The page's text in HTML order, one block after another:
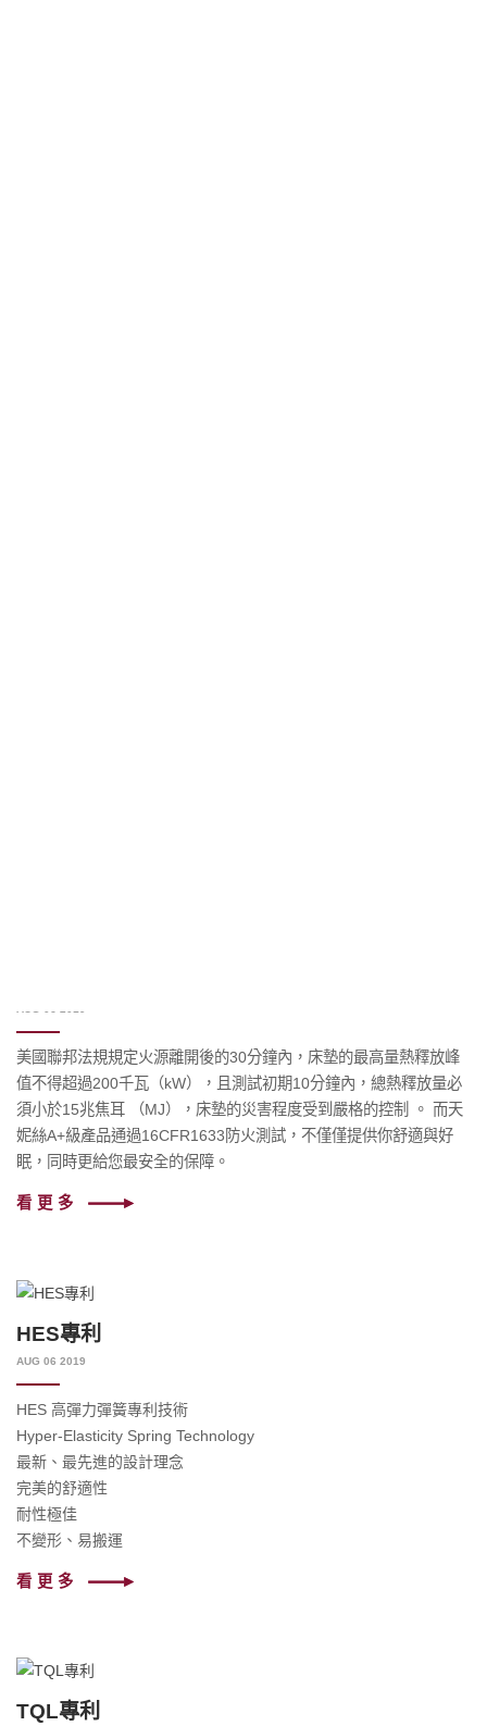
AUG 06 2019
美國聯邦法規規定火源離開後的30分鐘內，床墊的最高量熱釋放峰
值不得超過200千瓦（kW），且測試初期10分鐘內，總熱釋放量必
須小於15兆焦耳 （MJ），床墊的災害程度受到嚴格的控制 。 而天
妮絲A+級產品通過16CFR1633防火測試，不僅僅提供你舒適與好
眠，同時更給您最安全的保障。
看更多
HES專利
AUG 06 2019
HES 高彈力彈簧專利技術
Hyper-Elasticity Spring Technology
最新、最先進的設計理念
完美的舒適性
耐性極佳
不變形、易搬運
看更多
TQL專利